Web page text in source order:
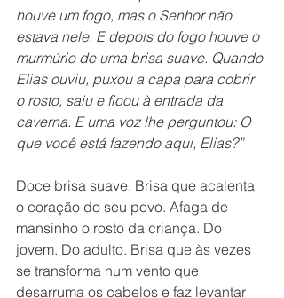
houve um fogo, mas o Senhor não
estava nele. E depois do fogo houve o
murmúrio de uma brisa suave. Quando
Elias ouviu, puxou a capa para cobrir
o rosto, saiu e ficou à entrada da
caverna. E uma voz lhe perguntou: O
que você está fazendo aqui, Elias?”
Doce brisa suave. Brisa que acalenta
o coração do seu povo. Afaga de
mansinho o rosto da criança. Do
jovem. Do adulto. Brisa que às vezes
se transforma num vento que
desarruma os cabelos e faz levantar